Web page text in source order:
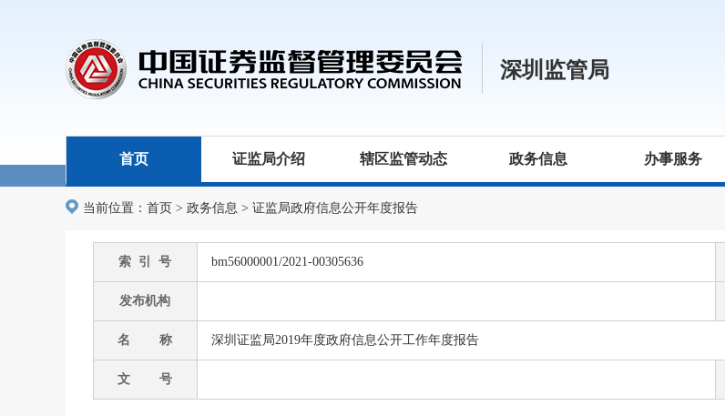
深圳监管局
首页 证监局介绍 辖区监管动态 政务信息 办事服务
当前位置： 首页 > 政务信息 > 证监局政府信息公开年度报告
索 引 号 bm56000001/2021-00305636
发布机构
名 称 深圳证监局2019年度政府信息公开工作年度报告
文 号